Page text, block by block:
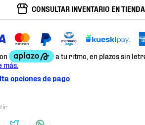
CONSULTAR INVENTARIO EN TIENDA
opciones de pago